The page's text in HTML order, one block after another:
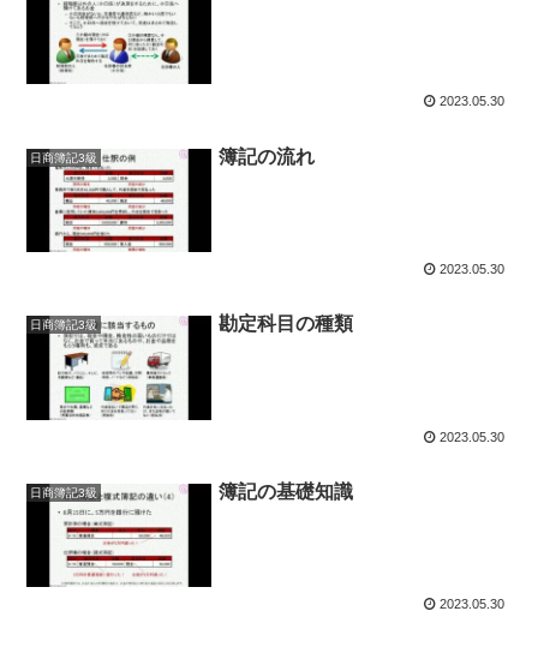
2023.05.30
日商簿記3級 簿記の流れ
2023.05.30
日商簿記3級 勘定科目の種類
2023.05.30
日商簿記3級 簿記の基礎知識
2023.05.30